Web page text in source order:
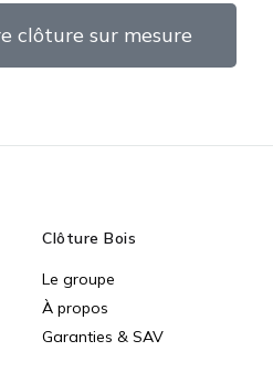
clôture sur mesure
Clôture Bois
Le groupe
À propos
Garanties & SAV